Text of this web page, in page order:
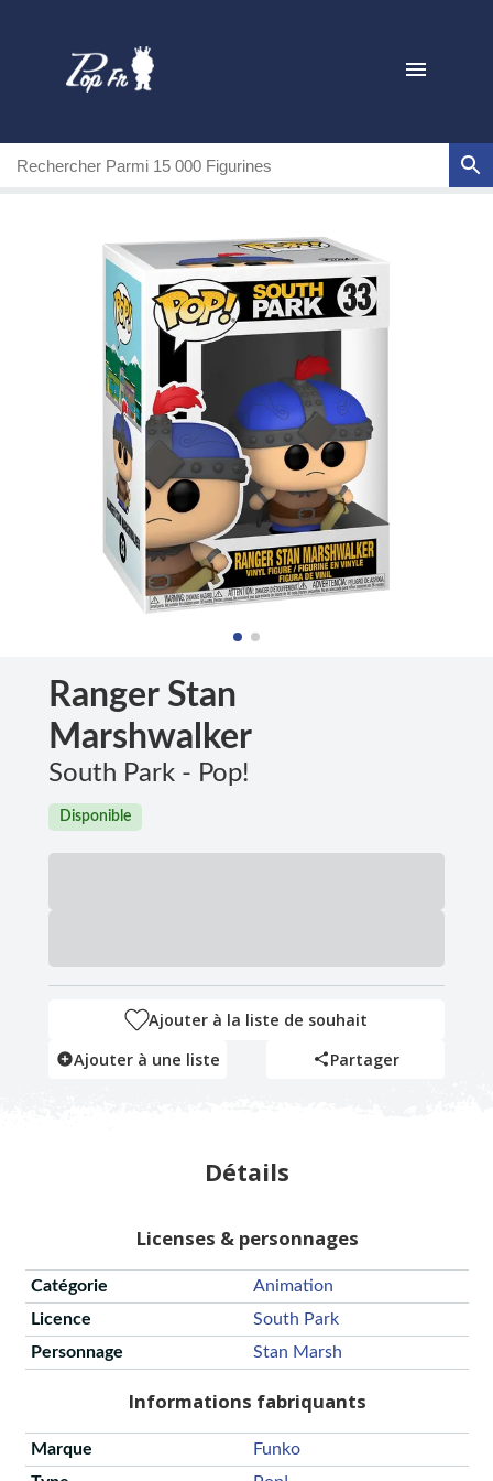
Ranger Stan
Marshwalker
South Park - Pop!
Disponible
Ajouter à la liste de souhait
Ajouter à une liste
Partager
Détails
Licenses & personnages
Catégorie
Animation
Licence
South Park
Personnage
Stan Marsh
Informations fabriquants
Marque
Funko